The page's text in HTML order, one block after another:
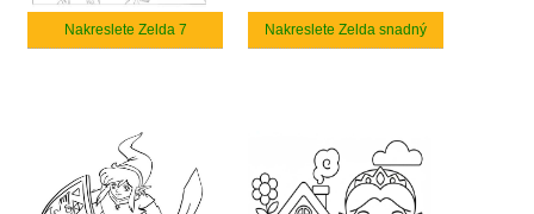
Nakreslete Zelda 7 Nakreslete Zelda snadný